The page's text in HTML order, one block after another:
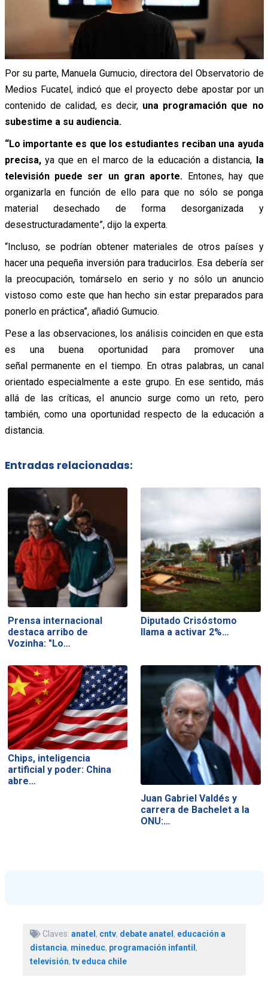
Por su parte, Manuela Gumucio, directora del Observatorio de
Medios Fucatel, indicó que el proyecto debe apostar por un
contenido de calidad, es decir, una programación que no
subestime a su audiencia.
“Lo importante es que los estudiantes reciban una ayuda
precisa,ya que en el marco de la educación a distancia, la
televisión puede ser un gran aporte. Entones, hay que
organizarla en función de ello para que no sólo se ponga
material desechado de forma desorganizada y
desestructuradamente”, dijo la experta.
“Incluso, se podrían obtener materiales de otros países y
hacer una pequeña inversión para traducirlos. Esa debería ser
la preocupación, tomárselo en serio y no sólo un anuncio
vistoso como este que han hecho sin estar preparados para
ponerlo en práctica”, añadió Gumucio.
Pese a las observaciones, los análisis coinciden en que esta
es una buena oportunidad para promover una
señal permanente en el tiempo. En otras palabras, un canal
orientado especialmente a este grupo. En ese sentido, más
allá de las críticas, el anuncio surge como un reto, pero
también, como una oportunidad respecto de la educación a
distancia.
Entradas relacionadas:
Prensa internacional
destaca arribo de
Vozinha: "Lo…
Diputado Crisóstomo
llama a activar 2%…
Chips, inteligencia
artificial y poder: China
abre…
Juan Gabriel Valdés y
carrera de Bachelet a la
ONU:…
Claves: anatel , cntv, debate anatel , educación a
distancia, mineduc, programación infantil ,
televisión, tv educa chile